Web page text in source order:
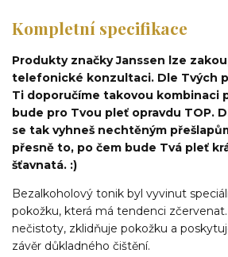
Kompletní specifikace
Produkty značky Janssen lze
telefonické konzultaci. Dle Tvých
Ti doporučíme takovou kombinaci
bude pro Tvou pleť opravdu TOP.
se tak vyhneš nechtěným
přesně to, po čem bude Tvá pleť
šťavnatá. :)
Bezalkoholový tonik byl vyvinut
pokožku, která má tendenci
nečistoty, zklidňuje pokožku a
závěr důkladného čištění.